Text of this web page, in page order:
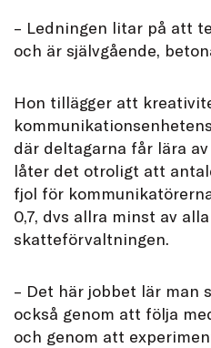
– Ledningen litar på att
och är självgående,
Hon tillägger att
där deltagarna får lära
låter det otroligt att
fjol för
0,7, dvs allra minst av
skatteförvaltningen.
– Det här jobbet lär man
också genom att följa
och genom att